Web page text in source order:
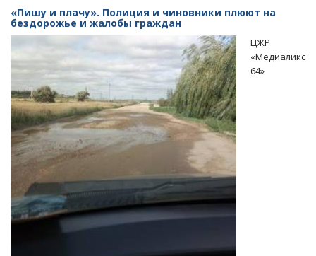
Юбилейном
школьники
вынуждены
ходить
на
учебу
по
проезжей
части
«Пишу и плачу». Полиция и чиновники плюют на
бездорожье и жалобы граждан
ЦЖР
«Медиаликс
64»